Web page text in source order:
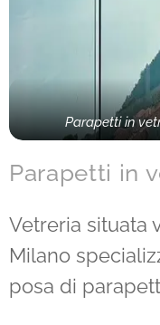
Parapetti in
Parapetti in
Vetreria situata
Milano
posa di